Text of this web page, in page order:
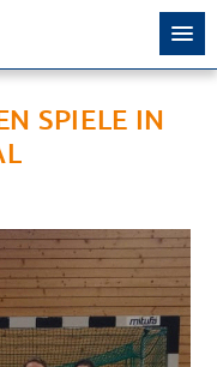
SPIELE IN